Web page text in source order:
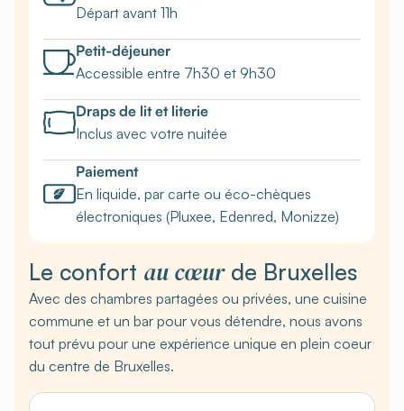
Départ avant 11h
Petit-déjeuner
Accessible entre 7h30 et 9h30
Draps de lit et literie
Inclus avec votre nuitée
Paiement
En liquide, par carte ou éco-chèques
électroniques (Pluxee, Edenred, Monizze)
Le confort au cœurde Bruxelles
Avec des chambres partagées ou privées, une cuisine
commune et un bar pour vous détendre, nous avons
tout prévu pour une expérience unique en plein coeur
du centre de Bruxelles.